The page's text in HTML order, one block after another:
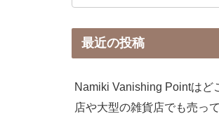
最近の投稿
Namiki Vanishing Pointはど
店や大型の雑貨店でも売っ